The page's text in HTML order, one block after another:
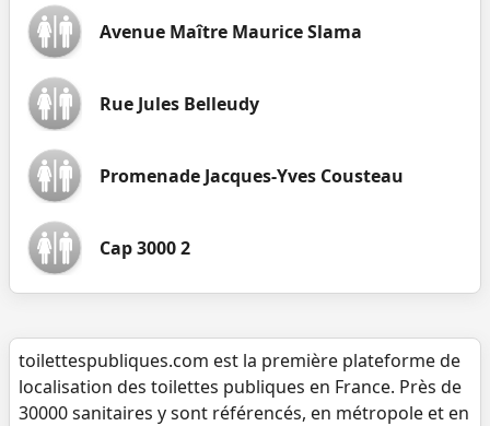
Avenue Maître Maurice Slama
Rue Jules Belleudy
Promenade Jacques-Yves Cousteau
Cap 3000 2
toilettespubliques.com est la première plateforme de
localisation des toilettes publiques en France. Près de
30000 sanitaires y sont référencés, en métropole et en